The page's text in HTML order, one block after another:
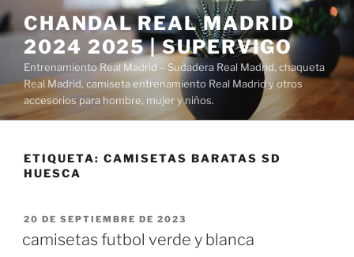
Saltar
al
contenido
CHANDAL REAL MADRID
2024 2025 | SUPERVIGO
Entrenamiento Real Madrid – Sudadera Real Madrid, chaqueta
Real Madrid, camiseta entrenamiento Real Madrid y otros
accesorios para hombre, mujer y niños.
ETIQUETA: CAMISETAS BARATAS SD
HUESCA
PUBLICADO
20 DE SEPTIEMBRE DE 2023
camisetas futbol verde y blanca